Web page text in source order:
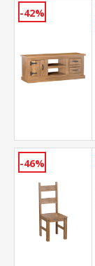
-42%
-46%